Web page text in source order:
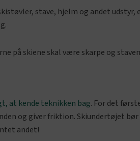
stave, hjelm og andet
på skiene skal være skarpe og
at kende teknikken bag. For det
og giver friktion. Skiundertøjet
andet!